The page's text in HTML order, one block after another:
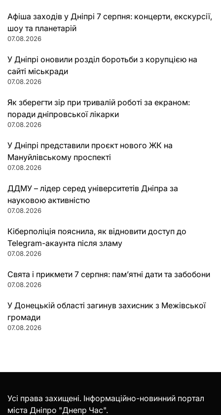
Афіша заходів у Дніпрі 7 серпня: концерти, екскурсії,
шоу та планетарій
07.08.2026
У Дніпрі оновили розділ боротьби з корупцією на
сайті міськради
07.08.2026
Як зберегти зір при тривалій роботі за екраном:
поради дніпровської лікарки
07.08.2026
У Дніпрі представили проєкт нового ЖК на
Мануйлівському проспекті
07.08.2026
ДДМУ – лідер серед університетів Дніпра за
науковою активністю
07.08.2026
Кіберполіція пояснила, як відновити доступ до
Telegram-акаунта після зламу
07.08.2026
Свята і прикмети 7 серпня: пам’ятні дати та забобони
07.08.2026
У Донецькій області загинув захисник з Межівської
громади
07.08.2026
Усі права захищені. Інформаційно-новинний портал
міста Дніпро "Днепр Час".